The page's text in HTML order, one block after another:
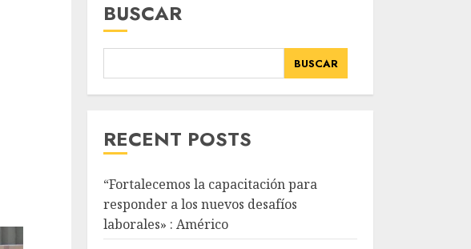
BUSCAR
BUSCAR
RECENT POSTS
“Fortalecemos la capacitación para
responder a los nuevos desafíos
laborales» : Américo